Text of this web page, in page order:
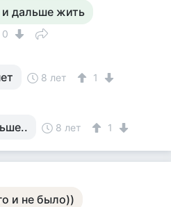
и дальше жить
0
8 лет 1
8 лет 1
и не было))